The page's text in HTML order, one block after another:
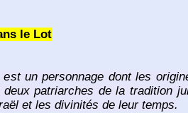
le Lot
un personnage dont les
patriarches de la tradition
et les divinités de leur temps.